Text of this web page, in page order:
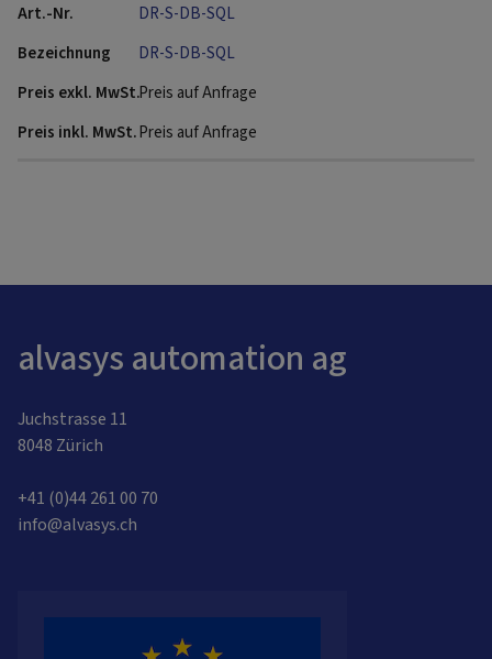
DR-S-DB-SQL
DR-S-DB-SQL
Preis auf Anfrage
Preis auf Anfrage
alvasys automation ag
Juchstrasse 11
8048 Zürich
+41 (0)44 261 00 70
info@alvasys.ch